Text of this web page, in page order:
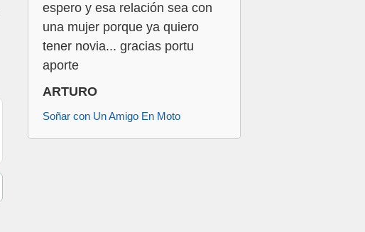
espero y esa relación sea con
una mujer porque ya quiero
tener novia... gracias portu
aporte
ARTURO
Soñar con Un Amigo En Moto